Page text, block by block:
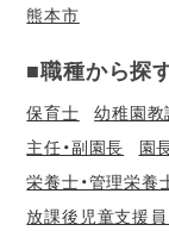
熊本市
■職種から探
保育士 幼稚園教
主任・副園長
園
栄養士・管理栄養
放課後児童支援員